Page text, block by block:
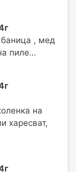
, мед
пиле…
на
харесват,